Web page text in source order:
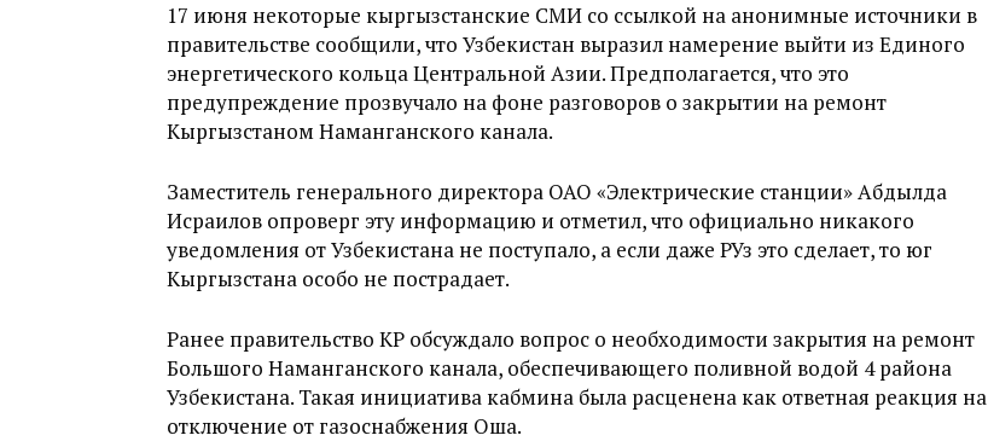
17 июня некоторые кыргызстанские СМИ со ссылкой на анонимные источники в
правительстве сообщили, что Узбекистан выразил намерение выйти из Единого
энергетического кольца Центральной Азии. Предполагается, что это
предупреждение прозвучало на фоне разговоров о закрытии на ремонт
Кыргызстаном Наманганского канала.
Заместитель генерального директора ОАО «Электрические станции» Абдылда
Исраилов опроверг эту информацию и отметил, что официально никакого
уведомления от Узбекистана не поступало, а если даже РУз это сделает, то юг
Кыргызстана особо не пострадает.
Ранее правительство КР обсуждало вопрос о необходимости закрытия на ремонт
Большого Наманганского канала, обеспечивающего поливной водой 4 района
Узбекистана. Такая инициатива кабмина была расценена как ответная реакция на
отключение от газоснабжения Оша.